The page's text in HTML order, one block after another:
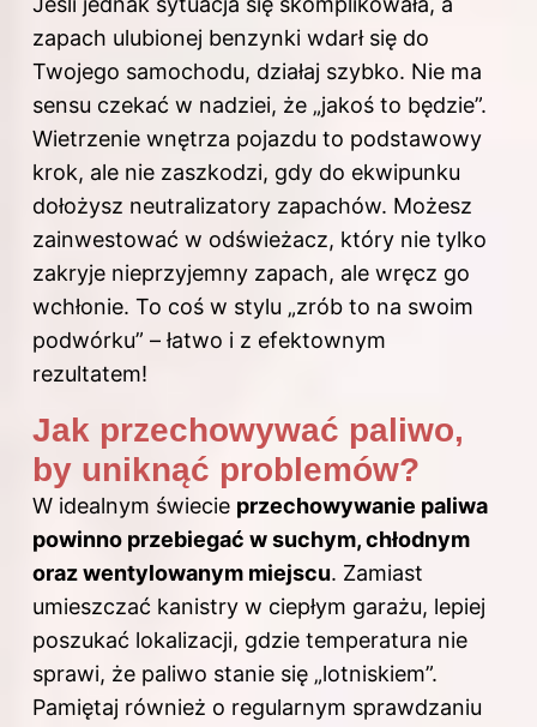
zapach ulubionej benzynki wdarł się do
Twojego samochodu, działaj szybko. Nie ma
sensu czekać w nadziei, że „jakoś to będzie”.
Wietrzenie wnętrza pojazdu to podstawowy
krok, ale nie zaszkodzi, gdy do ekwipunku
dołożysz neutralizatory zapachów. Możesz
zainwestować w odświeżacz, który nie tylko
zakryje nieprzyjemny zapach, ale wręcz go
wchłonie. To coś w stylu „zrób to na swoim
podwórku” – łatwo i z efektownym
rezultatem!
Jak przechowywać paliwo,
by uniknąć problemów?
W idealnym świecie przechowywanie paliwa
powinno przebiegać w suchym, chłodnym
oraz wentylowanym miejscu. Zamiast
umieszczać kanistry w ciepłym garażu, lepiej
poszukać lokalizacji, gdzie temperatura nie
sprawi, że paliwo stanie się „lotniskiem”.
Pamiętaj również o regularnym sprawdzaniu